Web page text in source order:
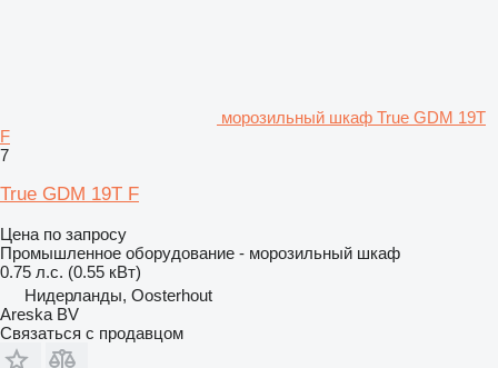
морозильный шкаф True GDM 19T
F
7
True GDM 19T F
Цена по запросу
Промышленное оборудование - морозильный шкаф
0.75 л.с. (0.55 кВт)
Нидерланды, Oosterhout
Areska BV
Связаться с продавцом